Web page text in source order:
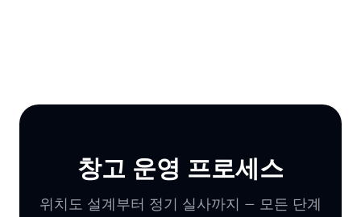
창고 운영 프로세스
위치도 설계부터 정기 실사까지 — 모든 단계